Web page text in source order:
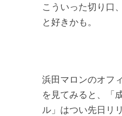
こういった切り口
と好きかも。
浜田マロンのオフ
を見てみると、「
ル」はつい先日リ